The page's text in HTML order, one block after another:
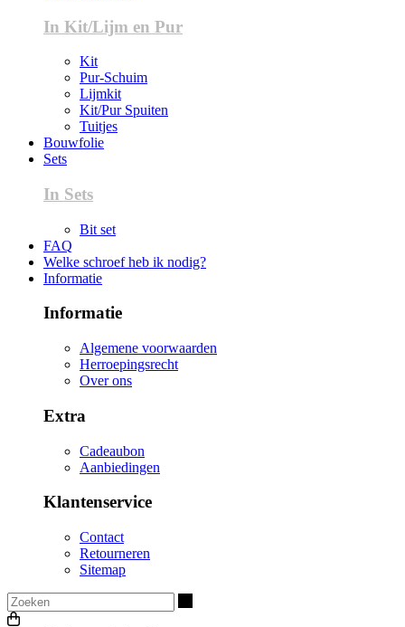
In Kit/Lijm en Pur
Kit
Pur-Schuim
Lijmkit
Kit/Pur Spuiten
Tuitjes
Bouwfolie
Sets
In Sets
Bit set
FAQ
Welke schroef heb ik nodig?
Informatie
Informatie
Algemene voorwaarden
Herroepingsrecht
Over ons
Extra
Cadeaubon
Aanbiedingen
Klantenservice
Contact
Retourneren
Sitemap